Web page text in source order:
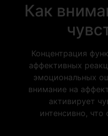
Как
Концентрация
аффективных
эмоциональных
внимание на
активирует
интенсивно, что